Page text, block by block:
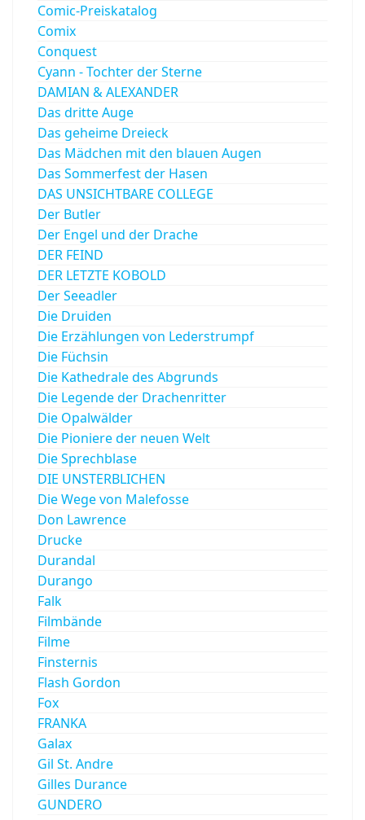
Comic-Preiskatalog
Comix
Conquest
Cyann - Tochter der Sterne
DAMIAN & ALEXANDER
Das dritte Auge
Das geheime Dreieck
Das Mädchen mit den blauen Augen
Das Sommerfest der Hasen
DAS UNSICHTBARE COLLEGE
Der Butler
Der Engel und der Drache
DER FEIND
DER LETZTE KOBOLD
Der Seeadler
Die Druiden
Die Erzählungen von Lederstrumpf
Die Füchsin
Die Kathedrale des Abgrunds
Die Legende der Drachenritter
Die Opalwälder
Die Pioniere der neuen Welt
Die Sprechblase
DIE UNSTERBLICHEN
Die Wege von Malefosse
Don Lawrence
Drucke
Durandal
Durango
Falk
Filmbände
Filme
Finsternis
Flash Gordon
Fox
FRANKA
Galax
Gil St. Andre
Gilles Durance
GUNDERO